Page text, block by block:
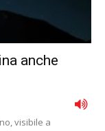
anche
visibile a